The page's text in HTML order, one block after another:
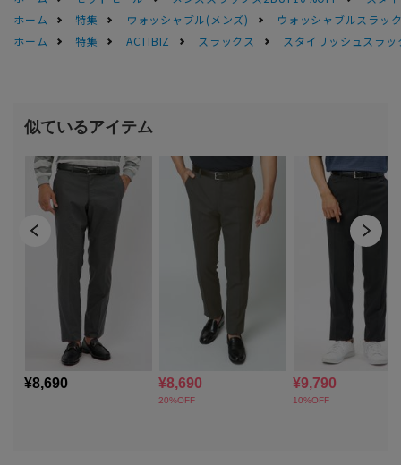
ホーム
特集 ウォッシャブル(メンズ)
ウォッシャブルスラッ
ホーム
特集 ACTIBIZ スラックス スタイリッシュスラ